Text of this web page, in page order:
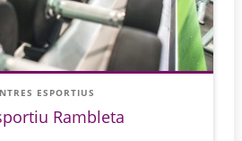
ESPORTIUS
Rambleta